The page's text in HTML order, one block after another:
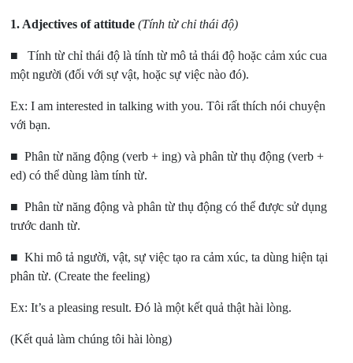
1. Adjectives of attitude (Tính từ chỉ thái độ)
■ Tính từ chỉ thái độ là tính từ mô tả thái độ hoặc cảm xúc cua
một người (đối với sự vật, hoặc sự việc nào đó).
Ex: I am interested in talking with you.Tôi rất thích nói chuyện
với bạn.
■ Phân từ năng động (verb + ing) và phân từ thụ động (verb +
ed) có thể dùng làm tính từ.
■ Phân từ năng động và phân từ thụ động có thể được sử dụng
trước danh từ.
■ Khi mô tả người, vật, sự việc tạo ra cảm xúc, ta dùng hiện tại
phân từ. (Create the feeling)
Ex: It’s a pleasing result.Đó là một kết quả thật hài lòng.
(Kết quả làm chúng tôi hài lòng)